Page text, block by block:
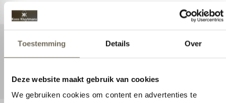
We gebruiken cookies om content en advertenties te
personaliseren, om functies voor social media te bieden en